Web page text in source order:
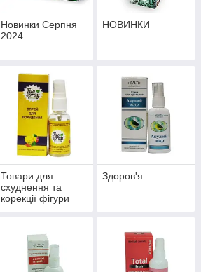
Новинки Серпня
2024
НОВИНКИ
Товари для
схуднення та
корекції фігури
Здоров'я